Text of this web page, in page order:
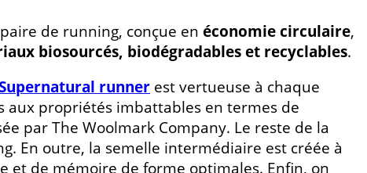
de running, conçue en économie circulaire,
biosourcés, biodégradables et recyclables.
runner est vertueuse à chaque
aux propriétés imbattables en termes de
par The Woolmark Company. Le reste de la
En outre, la semelle intermédiaire est créée à
et de mémoire de forme optimales. Enfin, on